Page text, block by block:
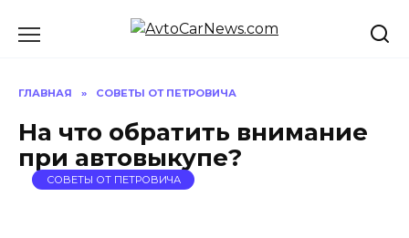
ГЛАВНАЯ » СОВЕТЫ ОТ ПЕТРОВИЧА
На что обратить внимание
при автовыкупе?
СОВЕТЫ ОТ ПЕТРОВИЧА